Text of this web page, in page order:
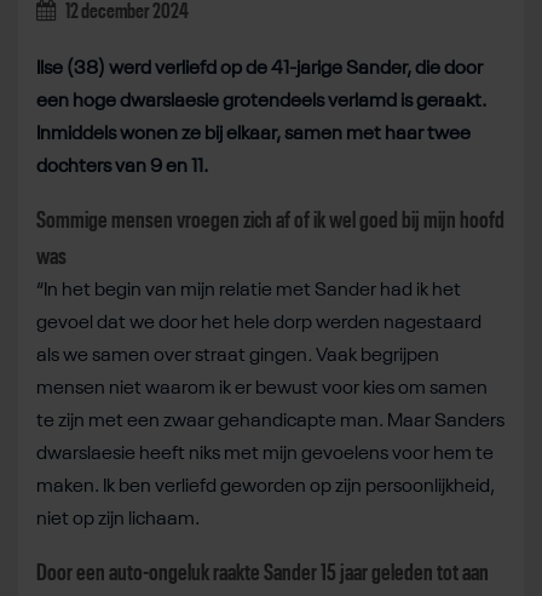
12 december 2024
Ilse (38) werd verliefd op de 41-jarige Sander, die door
een hoge dwarslaesie grotendeels verlamd is geraakt.
Inmiddels wonen ze bij elkaar, samen met haar twee
dochters van 9 en 11.
Sommige mensen vroegen zich af of ik wel goed bij mijn hoofd
was
“In het begin van mijn relatie met Sander had ik het
gevoel dat we door het hele dorp werden nagestaard
als we samen over straat gingen. Vaak begrijpen
mensen niet waarom ik er bewust voor kies om samen
te zijn met een zwaar gehandicapte man. Maar Sanders
dwarslaesie heeft niks met mijn gevoelens voor hem te
maken. Ik ben verliefd geworden op zijn persoonlijkheid,
niet op zijn lichaam.
Door een auto-ongeluk raakte Sander 15 jaar geleden tot aan